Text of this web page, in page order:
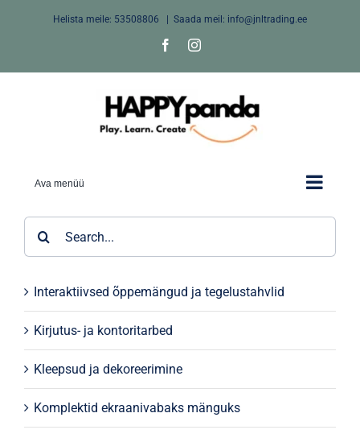
Helista meile: 53508806 Saada meil: info@jnltrading.ee
FacebookInstagram
Ava menüü
Interaktiivsed õppemängud ja tegelustahvlid
Kirjutus- ja kontoritarbed
Kleepsud ja dekoreerimine
Komplektid ekraanivabaks mänguks